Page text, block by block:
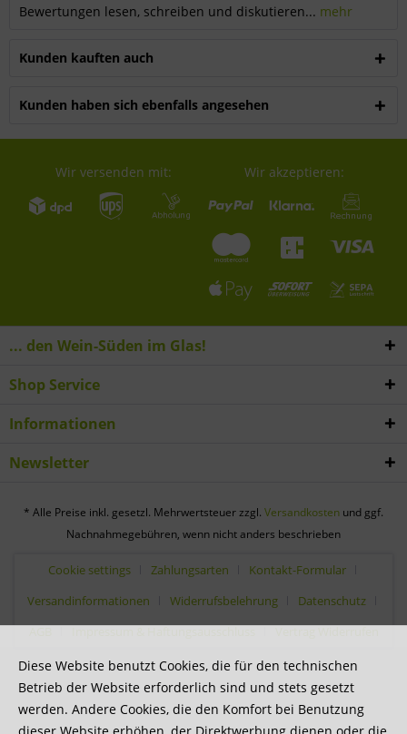
Bewertungen lesen, schreiben und diskutieren... mehr
Kunden kauften auch
Kunden haben sich ebenfalls angesehen
Wir versenden mit: Wir akzeptieren:
... den Wein-Süden im Glas!
Shop Service
Informationen
Newsletter
* Alle Preise inkl. gesetzl. Mehrwertsteuer zzgl. Versandkosten und ggf.
Nachnahmegebühren, wenn nicht anders beschrieben
Cookie settings Zahlungsarten
Kontakt-Formular
Versandinformationen
Widerrufsbelehrung
Datenschutz
Diese Website benutzt Cookies, die für den technischen
Betrieb der Website erforderlich sind und stets gesetzt
werden. Andere Cookies, die den Komfort bei Benutzung